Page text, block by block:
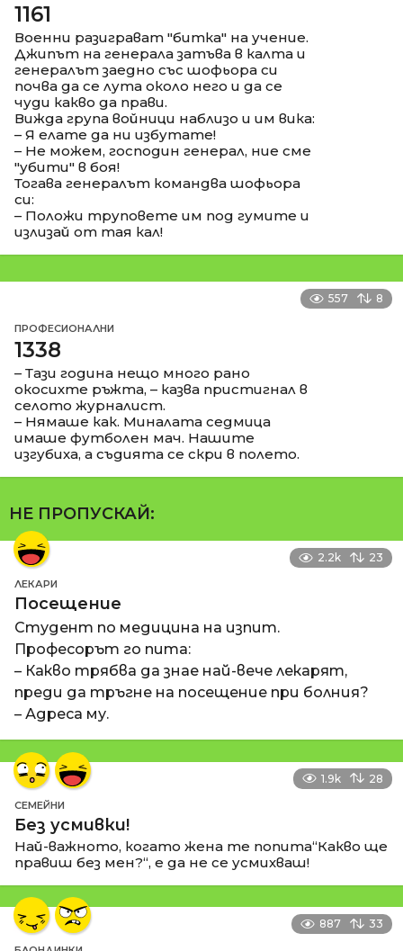
1161
Военни разиграват "битка" на учение.
Джипът на генерала затъва в калта и
генералът заедно със шофьора си
почва да се лута около него и да се
чуди какво да прави.
Вижда група войници наблизо и им вика:
– Я елате да ни избутате!
– Не можем, господин генерал, ние сме
"убити" в боя!
Тогава генералът командва шофьора
си:
– Положи труповете им под гумите и
излизай от тая кал!
557 8
ПРОФЕСИОНАЛНИ
1338
– Тази година нещо много рано
окосихте ръжта, – казва пристигнал в
селото журналист.
– Нямаше как. Миналата седмица
имаше футболен мач. Нашите
изгубиха, а съдията се скри в полето.
НЕ ПРОПУСКАЙ:
2.2k 23
ЛЕКАРИ
Посещение
Студент по медицина на изпит.
Професорът го пита:
– Какво трябва да знае най-вече лекарят,
преди да тръгне на посещение при болния?
– Адреса му.
1.9k 28
СЕМЕЙНИ
Без усмивки!
Най-важното, когато жена те попита“Какво ще
правиш без мен?“, е да не се усмихваш!
887 33